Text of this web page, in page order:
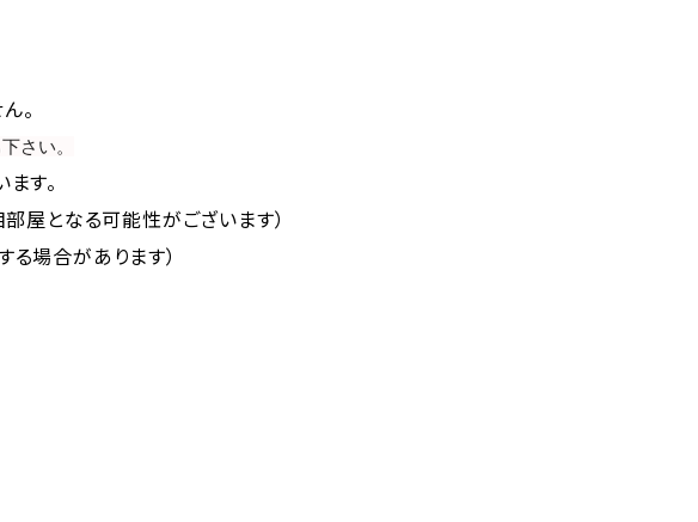
。
さい。
す。
屋となる可能性がございます）
場合があります）